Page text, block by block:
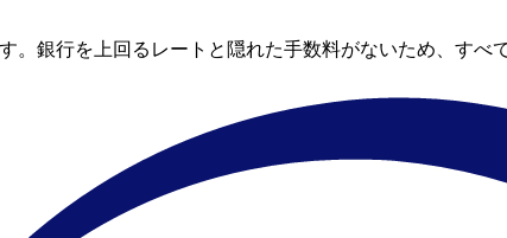
銀行を上回るレートと隠れた手数料がないため、すべ